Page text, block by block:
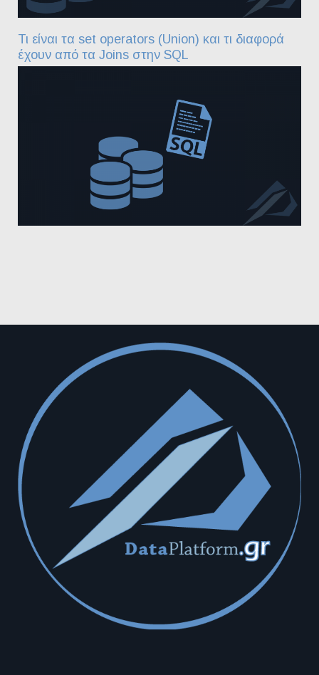
Τι είναι τα set operators (Union) και τι διαφορά
έχουν από τα Joins στην SQL